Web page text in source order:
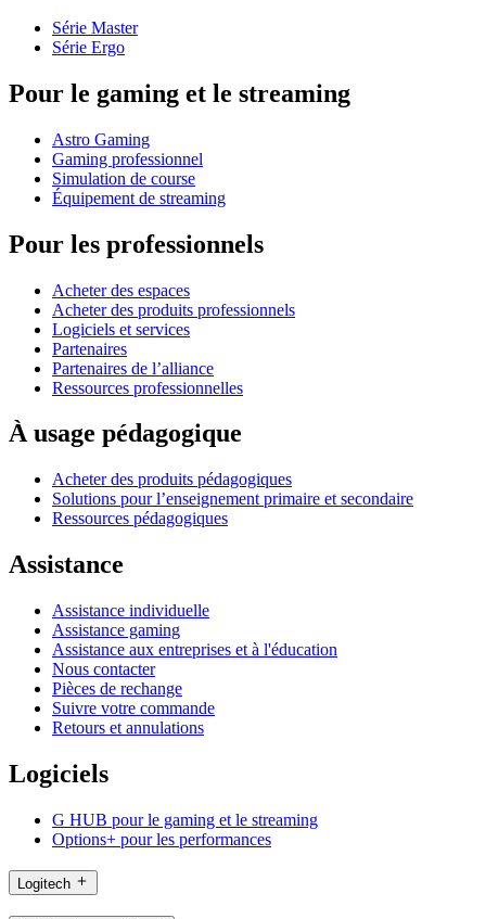
Série Master
Série Ergo
Pour le gaming et le streaming
Astro Gaming
Gaming professionnel
Simulation de course
Équipement de streaming
Pour les professionnels
Acheter des espaces
Acheter des produits professionnels
Logiciels et services
Partenaires
Partenaires de l’alliance
Ressources professionnelles
À usage pédagogique
Acheter des produits pédagogiques
Solutions pour l’enseignement primaire et secondaire
Ressources pédagogiques
Assistance
Assistance individuelle
Assistance gaming
Assistance aux entreprises et à l'éducation
Nous contacter
Pièces de rechange
Suivre votre commande
Retours et annulations
Logiciels
G HUB pour le gaming et le streaming
Options+ pour les performances
Logitech